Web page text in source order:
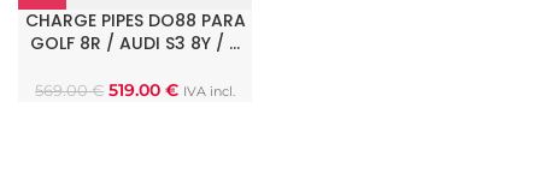
CHARGE PIPES DO88 PARA
GOLF 8R / AUDI S3 8Y / …
569.00€ 519.00 € IVA incl.